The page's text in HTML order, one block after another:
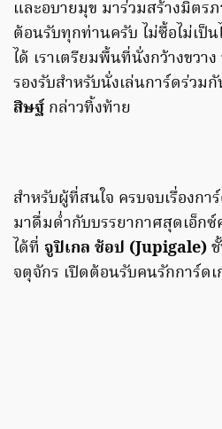
และอบายมุข มาร่วมสร้างมิตร
ต้อนรับทุกท่านครับ ไม่ซื้อไม่เป็
ได้ เราเตรียมพื้นที่นั่งกว้างขวา
รองรับสำหรับนั่งเล่นการ์ดร่วม
สิษฐ์ กล่าวทิ้งท้าย
สำหรับผู้ที่สนใจ ครบจบเรื่องกา
มาดื่มด่ำกับบรรยากาศสุดเอ็ก
ได้ที่ จูปิเกล ช้อป (Jupigale)
จตุจักร เปิดต้อนรับคนรักการ์ด